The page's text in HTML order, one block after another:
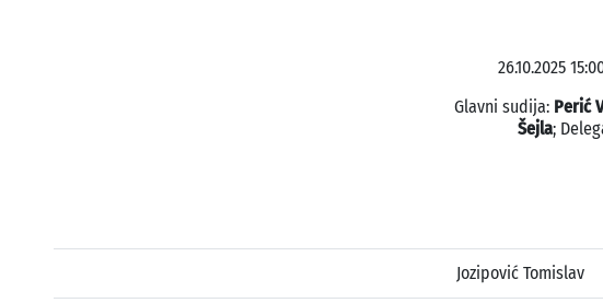
26.10.2025
Glavni sudija: Perić
Šejla;
Jozipović Tomislav